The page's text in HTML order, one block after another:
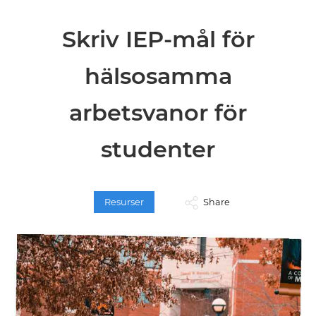
Skriv IEP-mål för
hälsosamma
arbetsvanor för
studenter
Resurser Share